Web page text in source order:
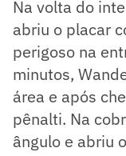
Na volta do
abriu o placar
perigoso na
minutos,
área e após
pênalti. Na
ângulo e abriu